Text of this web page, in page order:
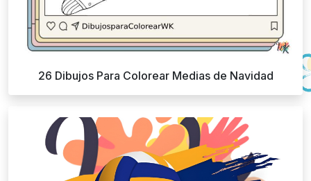
26 Dibujos Para Colorear Medias de Navidad